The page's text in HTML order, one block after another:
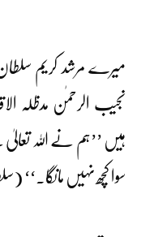
میرے مرشد کریم
نجیب الرحمٰن مدظلہ
ہیں ’’ہم نے اللہ
سوا کچھ نہیں مانگا۔‘‘